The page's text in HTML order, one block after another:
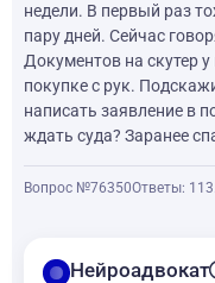
недели. В первый раз
пару дней. Сейчас
Документов на скутер
покупке с рук.
написать заявление в
ждать суда? Заранее
Вопрос №76350Ответы: 1
balanceНейроадвокат